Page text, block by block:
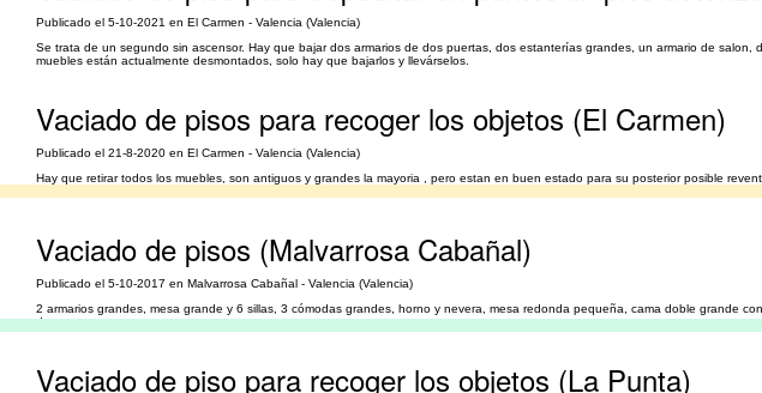
Publicado el 5-10-2021 en El Carmen - Valencia (Valencia)
Se trata de un segundo sin ascensor. Hay que bajar dos armarios de dos puertas, dos estanterías grandes, un armario de salon,
muebles están actualmente desmontados, solo hay que bajarlos y llevárselos.
Vaciado de pisos para recoger los objetos (El Carmen)
Publicado el 21-8-2020 en El Carmen - Valencia (Valencia)
Hay que retirar todos los muebles, son antiguos y grandes la mayoria , pero estan en buen estado para su posterior posible
Vaciado de pisos (Malvarrosa Cabañal)
Publicado el 5-10-2017 en Malvarrosa Cabañal - Valencia (Valencia)
2 armarios grandes, mesa grande y 6 sillas, 3 cómodas grandes, horno y nevera, mesa redonda pequeña, cama doble grande
de trastos.
Vaciado de piso para recoger los objetos (La Punta)